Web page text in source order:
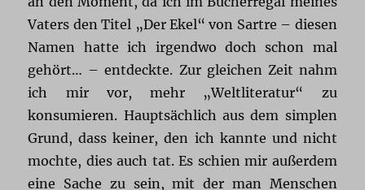
Vaters den Titel „Der Ekel“ von Sartre – diesen
Namen hatte ich irgendwo doch schon mal
gehört… – entdeckte. Zur gleichen Zeit nahm
ich mir vor, mehr „Weltliteratur“ zu
konsumieren. Hauptsächlich aus dem simplen
Grund, dass keiner, den ich kannte und nicht
mochte, dies auch tat. Es schien mir außerdem
eine Sache zu sein, mit der man Menschen